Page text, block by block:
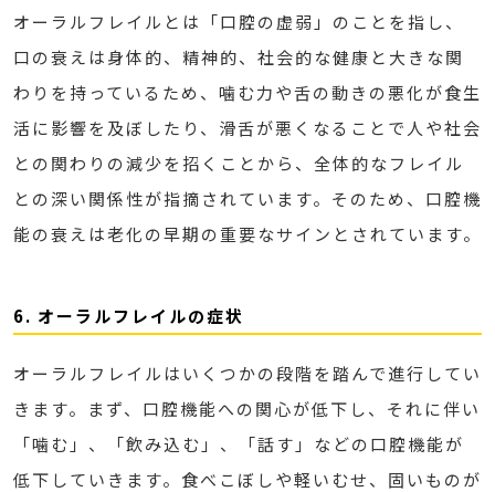
オーラルフレイルとは「口腔の虚弱」のことを指し、
口の衰えは身体的、精神的、社会的な健康と大きな関
わりを持っているため、噛む力や舌の動きの悪化が食生
活に影響を及ぼしたり、滑舌が悪くなることで人や社会
との関わりの減少を招くことから、全体的なフレイル
との深い関係性が指摘されています。そのため、口腔機
能の衰えは老化の早期の重要なサインとされています。
6. オーラルフレイルの症状
オーラルフレイルはいくつかの段階を踏んで進行してい
きます。まず、口腔機能への関心が低下し、それに伴い
「噛む」、「飲み込む」、「話す」などの口腔機能が
低下していきます。食べこぼしや軽いむせ、固いものが